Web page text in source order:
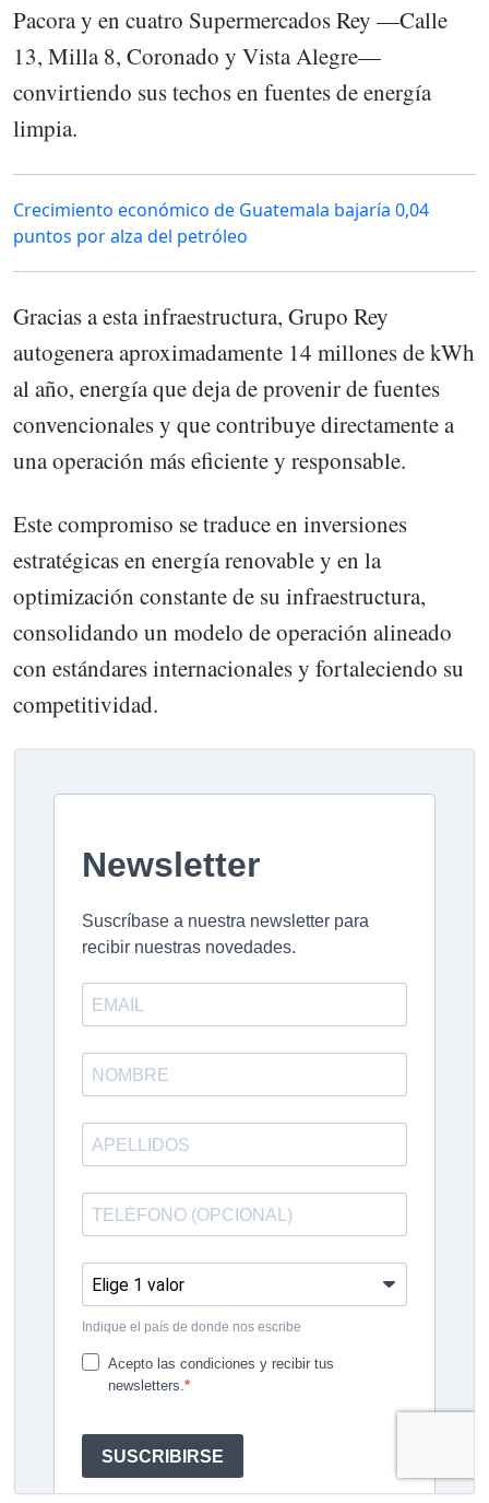
Pacora y en cuatro Supermercados Rey —Calle
13, Milla 8, Coronado y Vista Alegre—
convirtiendo sus techos en fuentes de energía
limpia.
Crecimiento económico de Guatemala bajaría 0,04
puntos por alza del petróleo
Gracias a esta infraestructura, Grupo Rey
autogenera aproximadamente 14 millones de kWh
al año, energía que deja de provenir de fuentes
convencionales y que contribuye directamente a
una operación más eficiente y responsable.
Este compromiso se traduce en inversiones
estratégicas en energía renovable y en la
optimización constante de su infraestructura,
consolidando un modelo de operación alineado
con estándares internacionales y fortaleciendo su
competitividad.